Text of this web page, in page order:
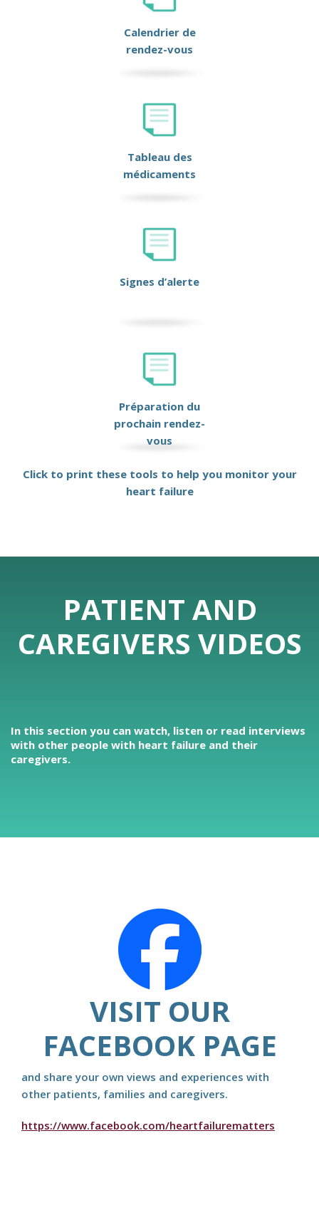
Calendrier de
rendez-vous
Tableau des
médicaments
Signes d’alerte
Préparation du
prochain rendez-
vous
Click to print these tools to help you monitor your
heart failure
PATIENT AND
CAREGIVERS VIDEOS
In this section you can watch, listen or read interviews
with other people with heart failure and their
caregivers.
VISIT OUR
FACEBOOK PAGE
and share your own views and experiences with
other patients, families and caregivers.
https://www.facebook.com/heartfailurematters